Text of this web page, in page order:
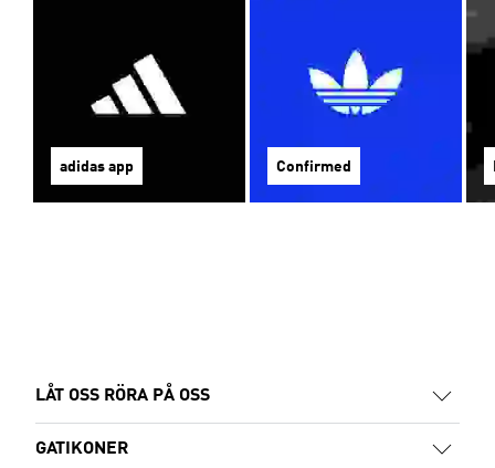
adidas app Confirmed
LÅT OSS RÖRA PÅ OSS
GATIKONER